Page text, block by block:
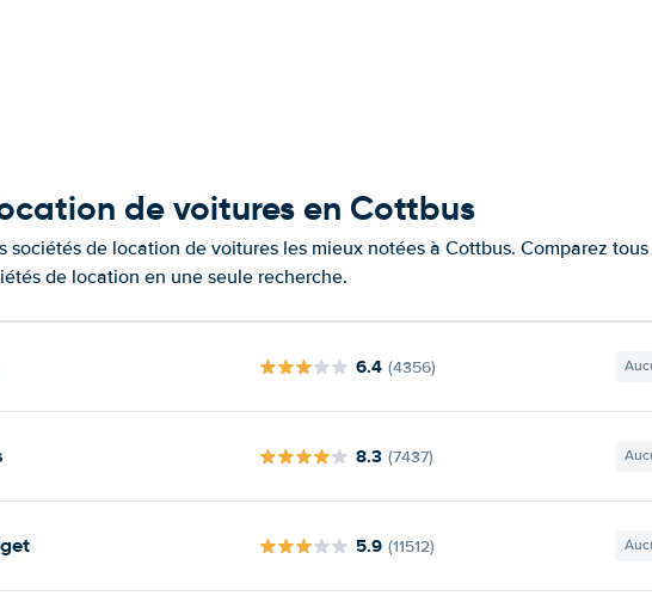
de voitures en Cottbus
sociétés de location de voitures les mieux notées à Cottbus. Comparez tous
de location en une seule recherche.
6.4 (4356)
8.3 (7437)
5.9 (11512)